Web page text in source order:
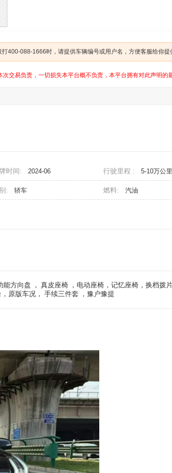
400-088-1666时，请提供车辆编号或用户名，方便客服给你提
交易负责，一切损失本平台概不负责，本平台拥有对此声明的
牌时间: 2024-06 行驶里程 : 5-10万公里
: 轿车 燃料: 汽油
能方向盘 ， 真皮座椅 ，电动座椅，记忆座椅，换档拨
原版车况， 手续三件套 ，豫户豫提